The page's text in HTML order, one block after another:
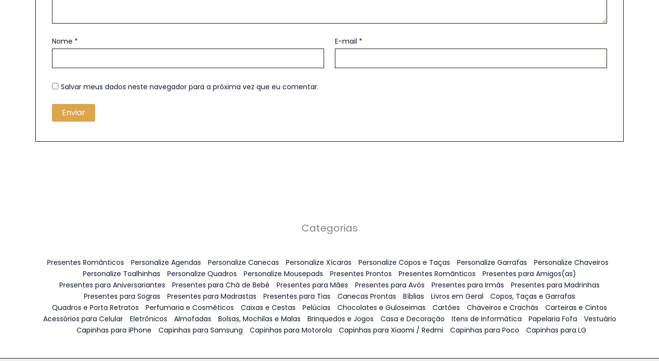
Nome * E-mail *
Salvar meus dados neste navegador para a próxima vez que eu comentar.
Categorias
Presentes Românticos Personalize Agendas Personalize Canecas Personalize Xícaras Personalize Copos e Taças Personalize Garrafas
Personalize Chaveiros
Personalize Toalhinhas
Personalize Quadros Personalize Mousepads Presentes Prontos Presentes Românticos
Presentes para Amigos(as)
Presentes para Aniversariantes
Presentes para Chá de Bebê Presentes para Mães Presentes para Avós Presentes para Irmãs
Presentes para Madrinhas
Presentes para Sogras
Presentes para Madrastas Presentes para Tias Canecas Prontas Bíblias Livros em Geral
Copos, Taças e Garrafas
Quadros e Porta Retratos
Perfumaria e Cosméticos Caixas e Cestas Pelúcias Chocolates e Guloseimas Cartões Chaveiros e Crachás
Carteiras e Cintos
Acessórios para Celular
Eletrônicos Almofadas Bolsas, Mochilas e Malas Brinquedos e Jogos Casa e Decoração Itens de Informática Papelaria Fofa
Vestuário
Capinhas para iPhone
Capinhas para Samsung Capinhas para Motorola Capinhas para Xiaomi / Redmi Capinhas para Poco Capinhas para LG